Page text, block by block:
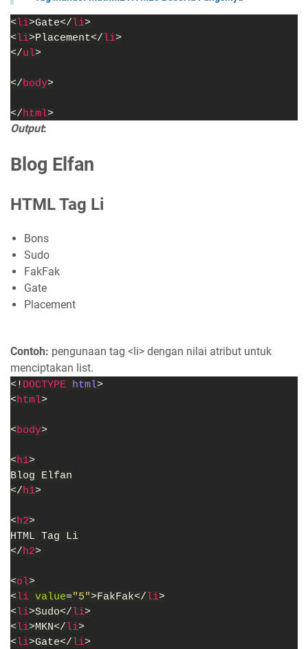
<li>Gate</li>
<li>Placement</li>
</ul>
</body>
</html>
Output:
Blog Elfan
HTML Tag Li
Bons
Sudo
FakFak
Gate
Placement
Contoh: pengunaan tag <li> dengan nilai atribut untuk
menciptakan list.
<! DOCTYPE html>
<html>
<body>
<h1>
Blog Elfan
</h1>
<h2>
HTML Tag Li
</h2>
<ol>
<li value="5">FakFak</li>
<li>Sudo</li>
<li>MKN</li>
<li>Gate</li>